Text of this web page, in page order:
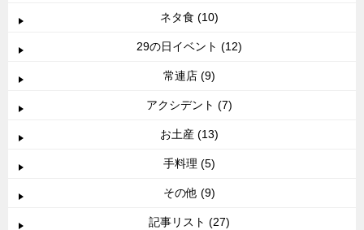
ネタ食 (10)
29の日イベント (12)
常連店 (9)
アクシデント (7)
お土産 (13)
手料理 (5)
その他 (9)
記事リスト (27)